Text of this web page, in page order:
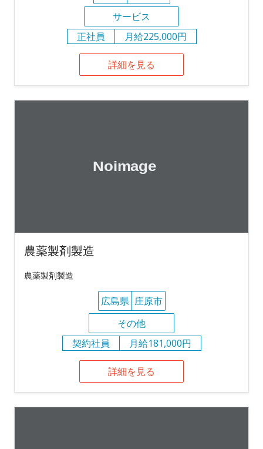
サービス
正社員
月給225,000円
詳細を見る
農薬製剤製造
農薬製剤製造
広島県 庄原市
その他
契約社員
月給181,000円
詳細を見る